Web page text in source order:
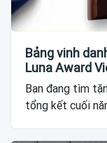
Bảng vinh
Luna Award
Bạn đang tìm
tổng kết cuối